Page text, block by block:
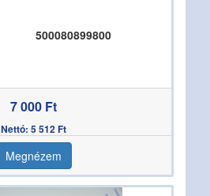
500080899800
7 000 Ft
Nettó: 5 512 Ft
Megnézem